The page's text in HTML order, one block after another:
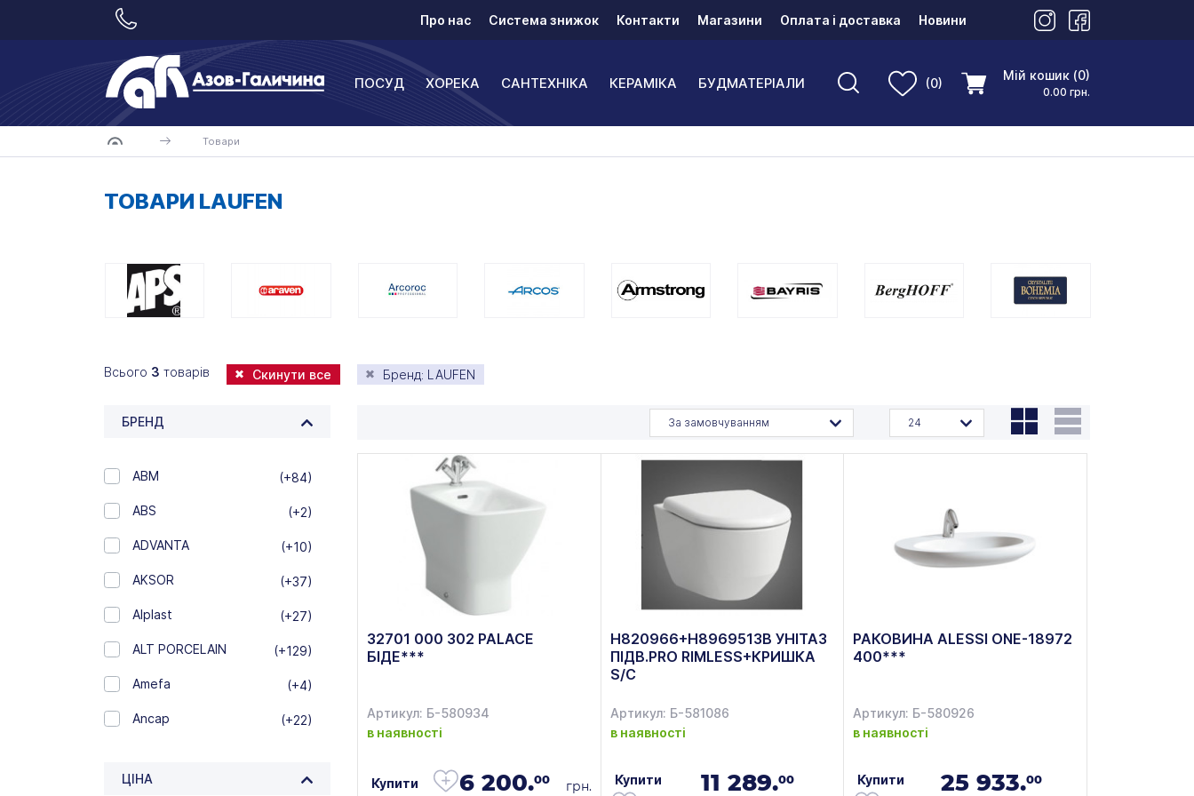
Про нас Система знижок Контакти Магазини Оплата і доставка Новини
ПОСУД ХОРЕКА САНТЕХНІКА КЕРАМІКА БУДМАТЕРІАЛИ (0)
Мій кошик (0)
0.00 грн.
Товари
ТОВАРИ LAUFEN
Всього 3 товарів Скинути все Бренд: LAUFEN
БРЕНД
ABM (+84)
ABS (+2)
ADVANTA (+10)
AKSOR (+37)
Alplast (+27)
ALT PORCELAIN (+129)
Amefa (+4)
Ancap (+22)
ARAVEN
ЦІНА
За замовчуванням 24
32701 000 302 PALACE
БІДЕ***
Артикул: Б-580934
в наявності
Купити 6 200.00 грн.
H820966+H8969513B УНІТАЗ
ПІДВ.PRO RIMLESS+КРИШКА
S/C
Артикул: Б-581086
в наявності
Купити 11 289.00
РАКОВИНА ALESSI ONE-18972
400***
Артикул: Б-580926
в наявності
Купити 25 933.00